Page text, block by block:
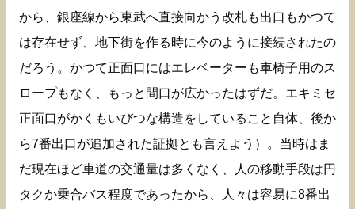
から、銀座線から東武へ直接向かう改札も出口もかつて
は存在せず、地下街を作る時に今のように接続されたの
だろう。かつて正面口にはエレベーターも車椅子用のス
ロープもなく、もっと間口が広かったはずだ。エキミセ
正面口がかくもいびつな構造をしていること自体、後か
ら7番出口が追加された証拠とも言えよう）。当時はま
だ現在ほど車道の交通量は多くなく、人の移動手段は円
タクか乗合バス程度であったから、人々は容易に8番出